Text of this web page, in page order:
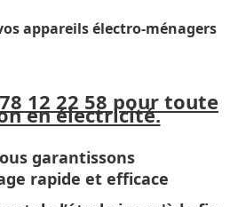
appareils électro-ménagers
12 22 58 pour toute
en électricité.
garantissons
rapide et efficace